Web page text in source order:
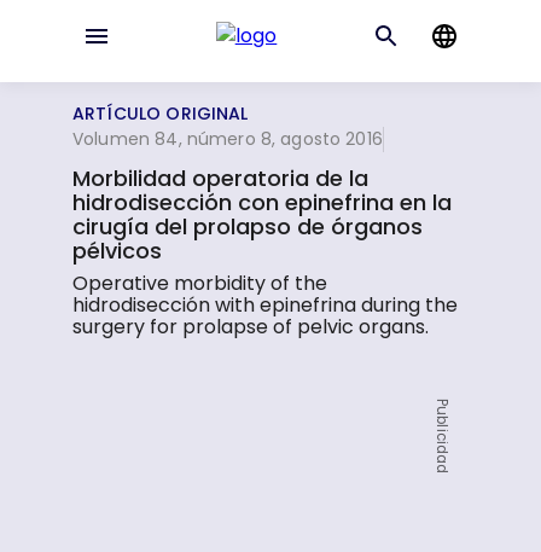
ARTÍCULO ORIGINAL
Volumen 84, número 8, agosto 2016
Morbilidad operatoria de la
hidrodisección con epinefrina en la
cirugía del prolapso de órganos
pélvicos
Operative morbidity of the
hidrodisección with epinefrina during the
surgery for prolapse of pelvic organs.
Publicidad